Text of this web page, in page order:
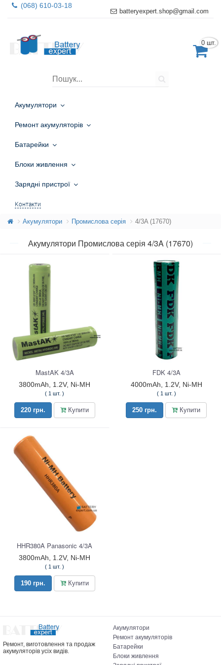
(068) 610-03-18
batteryexpert.shop@gmail.com
0 шт.
Акумулятори
Ремонт акумуляторів
Батарейки
Блоки живлення
Зарядні пристрої
Контакти
Акумулятори Промислова серія 4/3A (17670)
Акумулятори Промислова серія 4/3A (17670)
MastAK 4/3A
3800mAh, 1.2V, Ni-MH
( 1 шт. )
220 грн. Купити
FDK 4/3A
4000mAh, 1.2V, Ni-MH
( 1 шт. )
250 грн. Купити
HHR380A Panasonic 4/3A
3800mAh, 1.2V, Ni-MH
( 1 шт. )
190 грн. Купити
Ремонт, виготовлення та продаж
акумуляторів усіх видів.
Акумулятори
Ремонт акумуляторів
Батарейки
Блоки живлення